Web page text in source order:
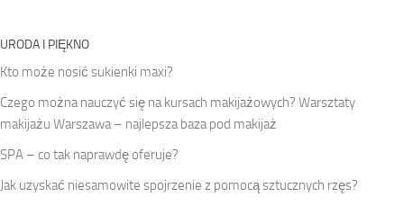
URODA I PIĘKNO
Kto może nosić sukienki maxi?
Czego można nauczyć się na kursach makijażowych? Warsztaty
makijażu Warszawa – najlepsza baza pod makijaż
SPA – co tak naprawdę oferuje?
Jak uzyskać niesamowite spojrzenie z pomocą sztucznych rzęs?